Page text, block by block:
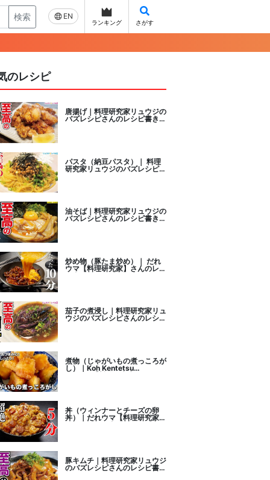
検索 EN
ランキング さがす
のレシピ
唐揚げ｜料理研究家リュウジの
バズレシピさんのレシピ書き起
パスタ（納豆パスタ）｜ 料理
研究家リュウジのバズレシピさ
んのレシピ書き起こし
油そば｜料理研究家リュウジの
バズレシピさんのレシピ書き起
炒め物（豚たま炒め）｜ だれ
ウマ【料理研究家】さんのレシ
ピ書き起こし
茄子の煮浸し｜料理研究家リュ
ウジのバズレシピさんのレシピ
煮物（じゃがいもの煮っころが
し）｜Koh Kentetsu
Kitchen【料理研究家コウケン
丼（ウィンナーとチーズの卵
丼）｜だれウマ【料理研究家】
豚キムチ｜料理研究家リュウジ
のバズレシピさんのレシピ書き
起こし